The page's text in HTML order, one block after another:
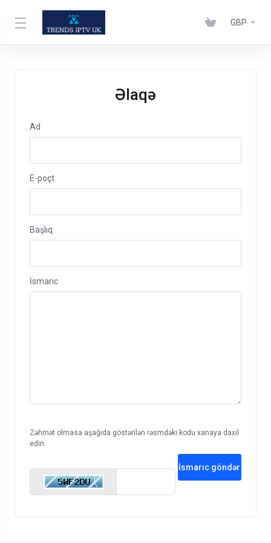
GBP
Əlaqə
Ad
E-poçt
Başlıq
İsmarıc
Zəhmət olmasa aşağıda göstərilən rəsmdəki kodu xanaya daxil
edin.
İsmarıc göndər